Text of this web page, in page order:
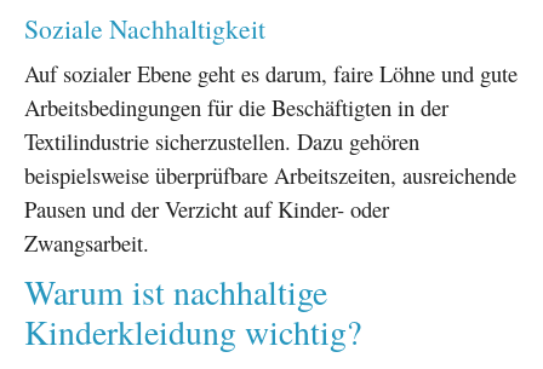
Soziale Nachhaltigkeit
Auf sozialer Ebene geht es darum, faire Löhne und gute
Arbeitsbedingungen für die Beschäftigten in der
Textilindustrie sicherzustellen. Dazu gehören
beispielsweise überprüfbare Arbeitszeiten, ausreichende
Pausen und der Verzicht auf Kinder- oder
Zwangsarbeit.
Warum ist nachhaltige
Kinderkleidung wichtig?